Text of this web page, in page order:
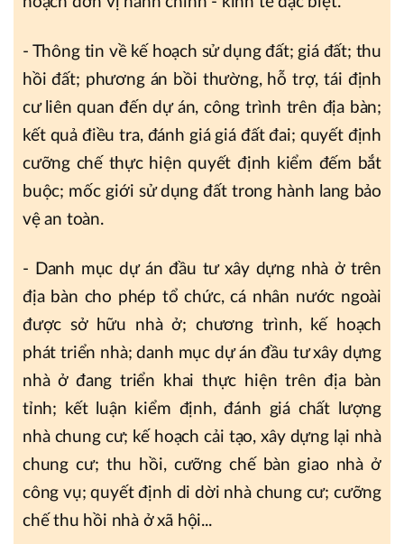
- Thông tin về kế hoạch sử dụng đất; giá đất; thu
hồi đất; phương án bồi thường, hỗ trợ, tái định
cư liên quan đến dự án, công trình trên địa bàn;
kết quả điều tra, đánh giá giá đất đai; quyết định
cưỡng chế thực hiện quyết định kiểm đếm bắt
buộc; mốc giới sử dụng đất trong hành lang bảo
vệ an toàn.
- Danh mục dự án đầu tư xây dựng nhà ở trên
địa bàn cho phép tổ chức, cá nhân nước ngoài
được sở hữu nhà ở; chương trình, kế hoạch
phát triển nhà; danh mục dự án đầu tư xây dựng
nhà ở đang triển khai thực hiện trên địa bàn
tỉnh; kết luận kiểm định, đánh giá chất lượng
nhà chung cư; kế hoạch cải tạo, xây dựng lại nhà
chung cư; thu hồi, cưỡng chế bàn giao nhà ở
công vụ; quyết định di dời nhà chung cư; cưỡng
chế thu hồi nhà ở xã hội...